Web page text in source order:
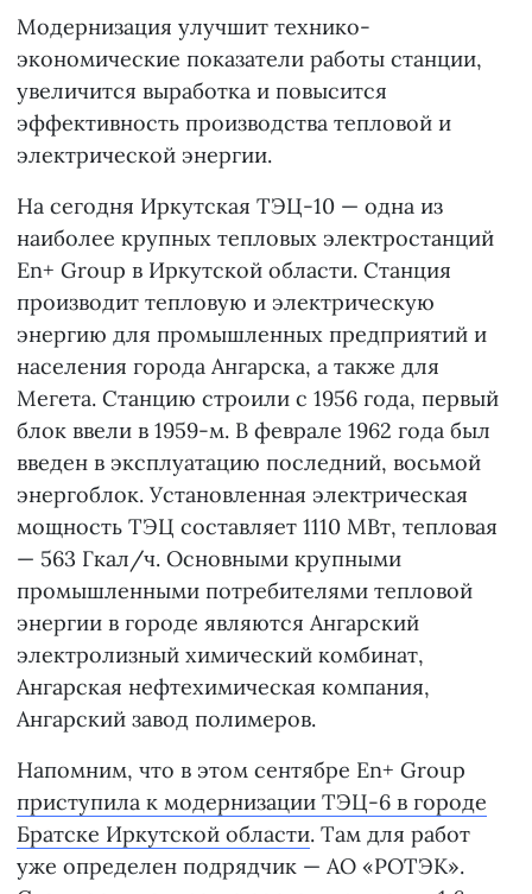
Модернизация улучшит технико-
экономические показатели работы станции,
увеличится выработка и повысится
эффективность производства тепловой и
электрической энергии.
На сегодня Иркутская ТЭЦ-10 — одна из
наиболее крупных тепловых электростанций
En+ Group в Иркутской области. Станция
производит тепловую и электрическую
энергию для промышленных предприятий и
населения города Ангарска, а также для
Мегета. Станцию строили с 1956 года, первый
блок ввели в 1959-м. В феврале 1962 года был
введен в эксплуатацию последний, восьмой
энергоблок. Установленная электрическая
мощность ТЭЦ составляет 1110 МВт, тепловая
— 563 Гкал/ч. Основными крупными
промышленными потребителями тепловой
энергии в городе являются Ангарский
электролизный химический комбинат,
Ангарская нефтехимическая компания,
Ангарский завод полимеров.
Напомним, что в этом сентябре En+ Group
приступила к модернизации ТЭЦ-6 в городе
Братске Иркутской области. Там для работ
уже определен подрядчик — АО «РОТЭК».